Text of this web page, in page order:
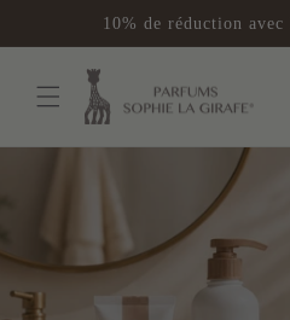
au
contenu
10% de réduction